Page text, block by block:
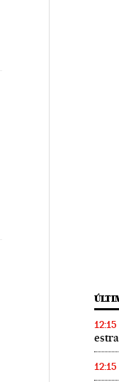
12:15
12:15